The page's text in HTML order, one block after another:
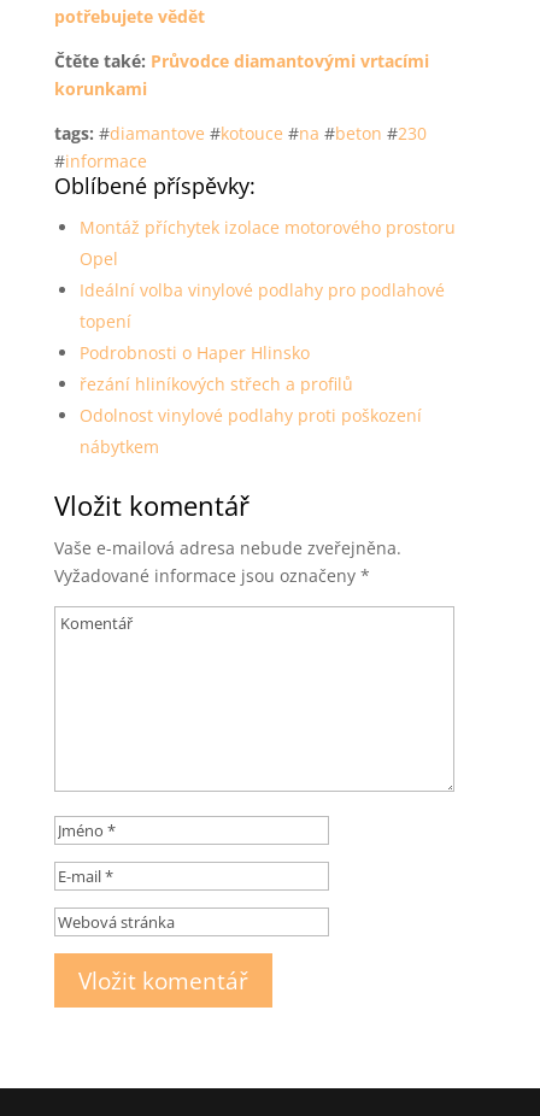
potřebujete vědět
Čtěte také: Průvodce diamantovými vrtacími
korunkami
tags: #diamantove #kotouce #na #beton #230
#informace
Oblíbené příspěvky:
Montáž příchytek izolace motorového prostoru
Opel
Ideální volba vinylové podlahy pro podlahové
topení
Podrobnosti o Haper Hlinsko
řezání hliníkových střech a profilů
Odolnost vinylové podlahy proti poškození
nábytkem
Vložit komentář
Vaše e-mailová adresa nebude zveřejněna.
Vyžadované informace jsou označeny *